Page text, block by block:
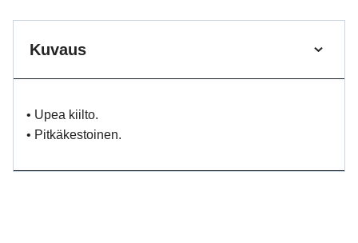
Kuvaus
• Upea kiilto.
• Pitkäkestoinen.